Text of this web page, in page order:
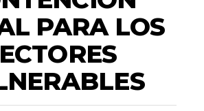
PARA LOS